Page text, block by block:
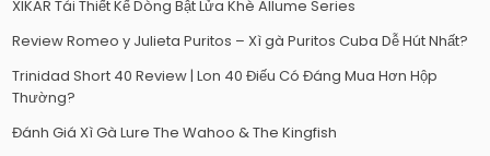
XIKAR Tái Thiết Kế Dòng Bật Lửa Khè Allume Series
Review Romeo y Julieta Puritos – Xì gà Puritos Cuba Dễ Hút Nhất?
Trinidad Short 40 Review | Lon 40 Điếu Có Đáng Mua Hơn Hộp
Thường?
Đánh Giá Xì Gà Lure The Wahoo & The Kingfish